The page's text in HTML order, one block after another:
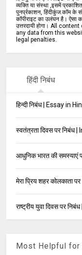
व्यक्ति या संस्था ,इसमें
पुनर्प्रकाशन, हिंदीकुंज.कॉम के
कॉपीराइट का उलंघन है। ऐसा
उत्तरदायी होगा। All
any data from this
legal penalties.
हिंदी निबंध
हिन्दी निबंध | Essay in
स्वतंत्रता दिवस पर
आधुनिक भारत की
मेरा प्रिय शहर कोलकाता
राष्ट्रीय युवा दिवस पर
Most Helpful for